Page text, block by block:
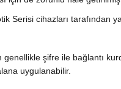
Serisi cihazları tarafından
şifre ile bağlantı
uygulanabilir.